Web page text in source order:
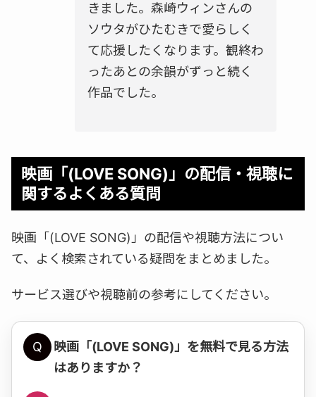
きました。森崎ウィンさんの
ソウタがひたむきで愛らしく
て応援したくなります。観終わ
ったあとの余韻がずっと続く
作品でした。
映画「(LOVE SONG)」の配信・視聴に
関するよくある質問
映画「(LOVE SONG)」の配信や視聴方法につい
て、よく検索されている疑問をまとめました。
サービス選びや視聴前の参考にしてください。
Q
映画「(LOVE SONG)」を無料で見る方法
はありますか？